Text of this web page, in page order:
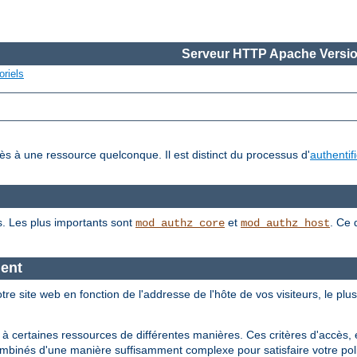
Serveur HTTP Apache
à une ressource quelconque. Il est distinct du processus d'
Les plus importants sont mod_authz_core et mod_authz_host .
site web en fonction de l'addresse de l'hôte de vos visiteurs, le
certaines ressources de différentes manières. Ces critères d'accès,
d'une manière suffisamment complexe pour satisfaire votre